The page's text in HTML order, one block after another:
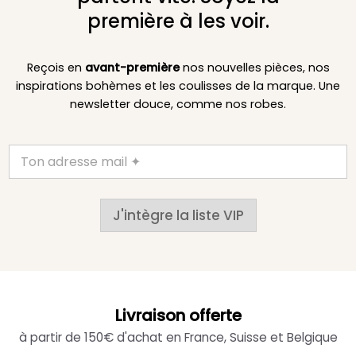
première à les voir.
Reçois en avant-premièrenos nouvelles pièces, nos
inspirations bohèmes et les coulisses de la marque. Une
newsletter douce, comme nos robes.
J'intègre la liste VIP
Livraison offerte
à partir de 150€ d'achat en France, Suisse et Belgique